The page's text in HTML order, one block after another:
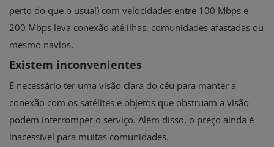
perto do que o usual) com velocidades entre 100 Mbps e
200 Mbps leva conexão até ilhas, comunidades afastadas ou
mesmo navios.
Existem inconvenientes
É necessário ter uma visão clara do céu para manter a
conexão com os satélites e objetos que obstruam a visão
podem interromper o serviço. Além disso, o preço ainda é
inacessível para muitas comunidades.